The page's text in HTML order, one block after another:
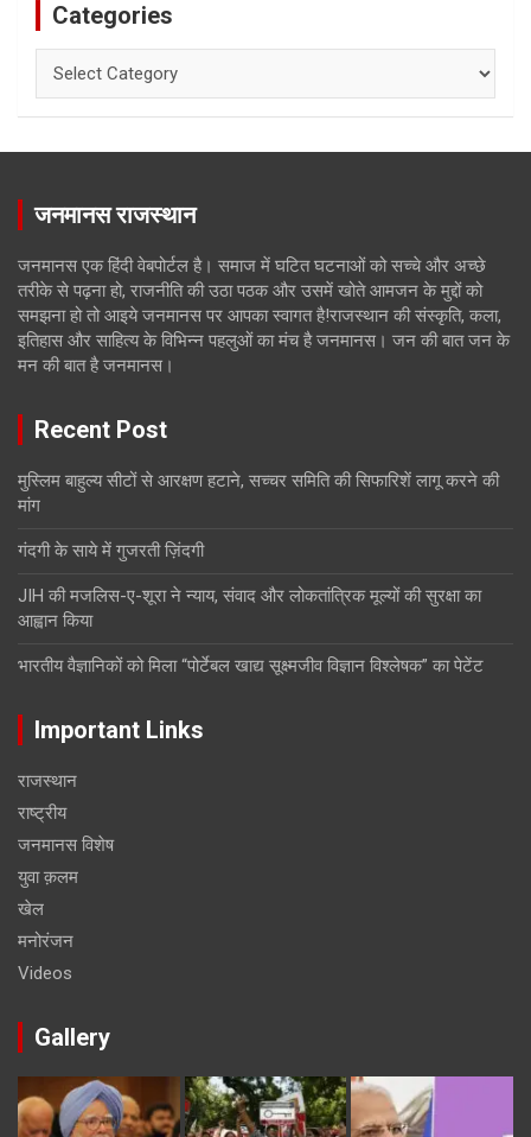
Categories
जनमानस राजस्थान
जनमानस एक हिंदी वेबपोर्टल है। समाज में घटित घटनाओं को सच्चे और अच्छे
तरीके से पढ़ना हो, राजनीति की उठा पठक और उसमें खोते आमजन के मुद्दों को
समझना हो तो आइये जनमानस पर आपका स्वागत है!राजस्थान की संस्कृति, कला,
इतिहास और साहित्य के विभिन्न पहलुओं का मंच है जनमानस। जन की बात जन के
मन की बात है जनमानस।
Recent Post
मुस्लिम बाहुल्य सीटों से आरक्षण हटाने, सच्चर समिति की सिफारिशें लागू करने की
मांग
गंदगी के साये में गुजरती ज़िंदगी
JIH की मजलिस-ए-शूरा ने न्याय, संवाद और लोकतांत्रिक मूल्यों की सुरक्षा का
आह्वान किया
भारतीय वैज्ञानिकों को मिला “पोर्टेबल खाद्य सूक्ष्मजीव विज्ञान विश्लेषक” का पेटेंट
Important Links
राजस्थान
राष्ट्रीय
जनमानस विशेष
युवा क़लम
खेल
मनोरंजन
Videos
Gallery